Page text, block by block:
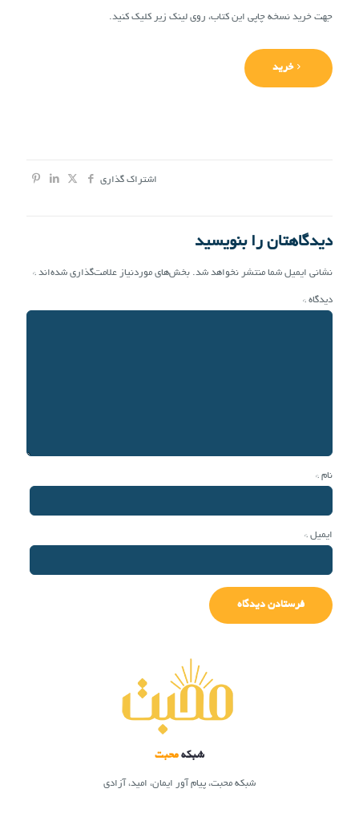
جهت خرید نسخه چاپی این کتاب، روی لینک زیر کلیک کنید.
خرید
اشتراک گذاری
دیدگاهتان را بنویسید
نشانی ایمیل شما منتشر نخواهد شد. بخش‌های موردنیاز علامت‌گذاری شده‌اند *
دیدگاه *
نام *
ایمیل *
شبکه محبت
شبکه محبت، پیام آور ایمان، امید، آزادی